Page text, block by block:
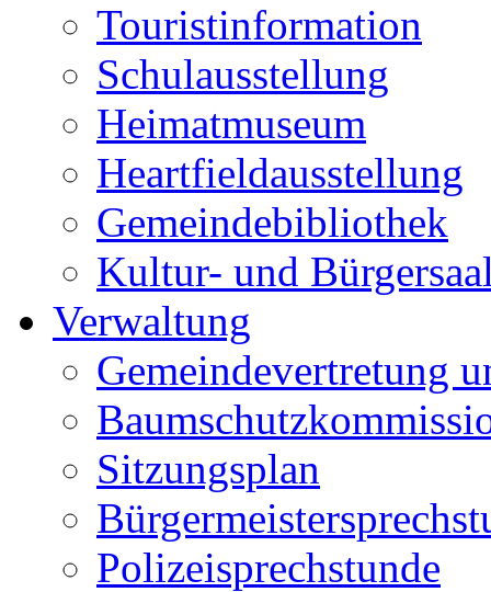
Touristinformation
Schulausstellung
Heimatmuseum
Heartfieldausstellung
Gemeindebibliothek
Kultur- und
Verwaltung
Gemeindevertretung
Sitzungsplan
Polizeisprechstunde